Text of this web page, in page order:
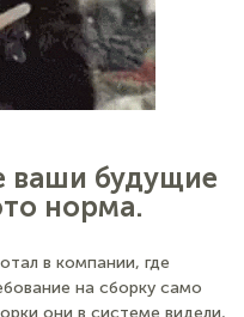
ваши будущие
норма.
в компании, где
на сборку само